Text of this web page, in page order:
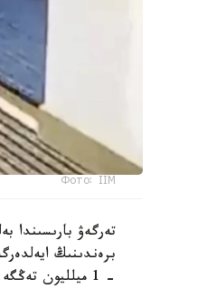
Фото: ІІМ
برەندىنىڭ
- 1 ميلليون تەڭگە.